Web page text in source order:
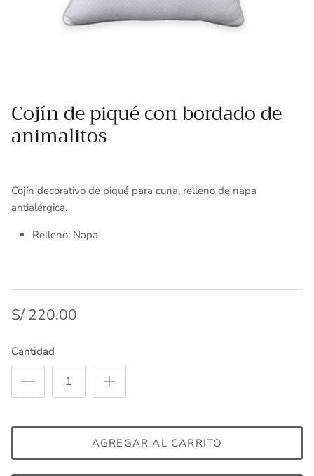
Essenza - Darwin Arcos
Cojín de piqué con bordado de
animalitos
Cojín decorativo de piqué para cuna, relleno de napa
antialérgica.
Relleno: Napa
S/ 220.00
Cantidad
AGREGAR AL CARRITO